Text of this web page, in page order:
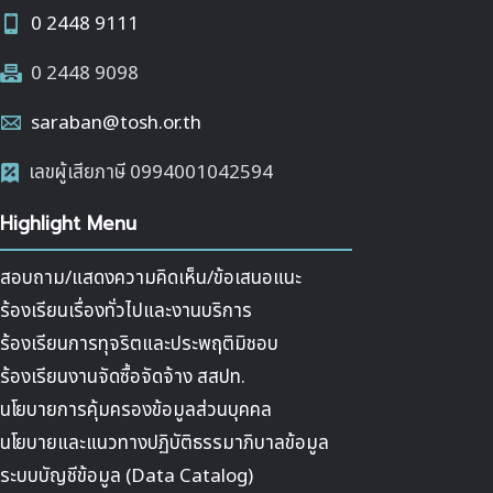
0 2448 9111
0 2448 9098
saraban@tosh.or.th
เลขผู้เสียภาษี 0994001042594
Highlight Menu
สอบถาม/แสดงความคิดเห็น/ข้อเสนอแนะ
ร้องเรียนเรื่องทั่วไปและงานบริการ
ร้องเรียนการทุจริตและประพฤติมิชอบ
ร้องเรียนงานจัดซื้อจัดจ้าง สสปท.
นโยบายการคุ้มครองข้อมูลส่วนบุคคล
นโยบายและแนวทางปฏิบัติธรรมาภิบาลข้อมูล
ระบบบัญชีข้อมูล (Data Catalog)